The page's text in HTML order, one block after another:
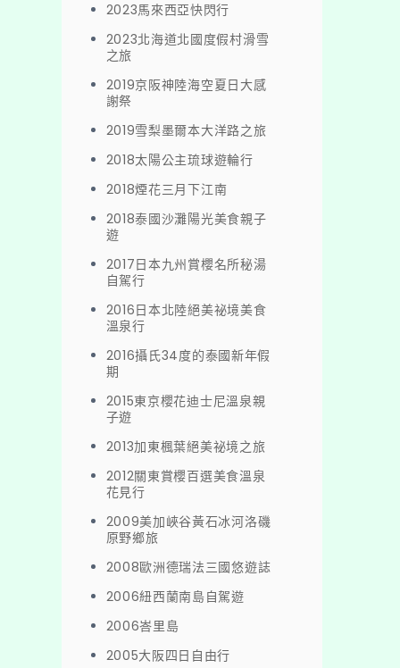
2023馬來西亞快閃行
2023北海道北國度假村滑雪
之旅
2019京阪神陸海空夏日大感
謝祭
2019雪梨墨爾本大洋路之旅
2018太陽公主琉球遊輪行
2018煙花三月下江南
2018泰國沙灘陽光美食親子
遊
2017日本九州賞櫻名所秘湯
自駕行
2016日本北陸絕美祕境美食
溫泉行
2016攝氏34度的泰國新年假
期
2015東京櫻花迪士尼溫泉親
子遊
2013加東楓葉絕美祕境之旅
2012關東賞櫻百選美食溫泉
花見行
2009美加峽谷黃石冰河洛磯
原野鄉旅
2008歐洲德瑞法三國悠遊誌
2006紐西蘭南島自駕遊
2006峇里島
2005大阪四日自由行